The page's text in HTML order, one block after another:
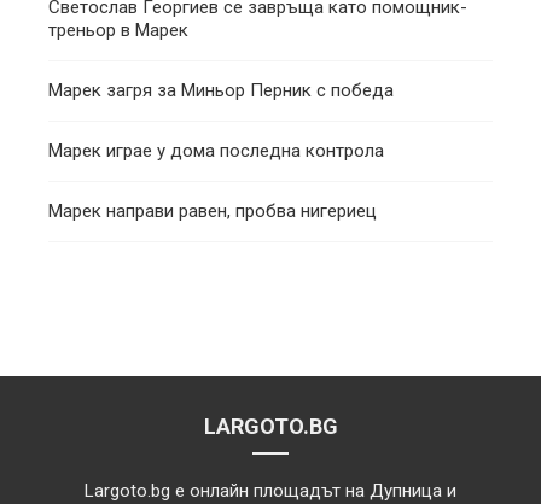
Светослав Георгиев се завръща като помощник-
треньор в Марек
Марек загря за Миньор Перник с победа
Марек играе у дома последна контрола
Марек направи равен, пробва нигериец
LARGOTO.BG
Largoto.bg е онлайн площадът на Дупница и